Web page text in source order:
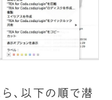
、以下の順で潜